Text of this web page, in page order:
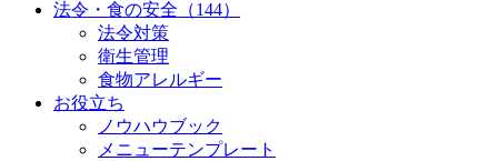
法令・食の安全（144）
法令対策
衛生管理
食物アレルギー
お役立ち
ノウハウブック
メニューテンプレート